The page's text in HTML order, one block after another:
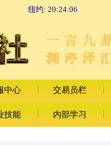
纽约: 20:24:06
中心 交易员栏
技能 内部学习